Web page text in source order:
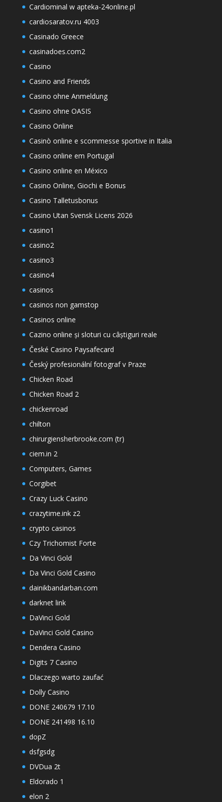
Cardiominal w apteka-24online.pl
cardiosaratov.ru 4003
Casinado Greece
casinadoes.com2
Casino
Casino and Friends
Casino ohne Anmeldung
Casino ohne OASIS
Casino Online
Casinò online e scommesse sportive in Italia
Casino online em Portugal
Casino online en México
Casino Online, Giochi e Bonus
Casino Talletusbonus
Casino Utan Svensk Licens 2026
casino1
casino2
casino3
casino4
casinos
casinos non gamstop
Casinos online
Cazino online și sloturi cu câștiguri reale
České Casino Paysafecard
Český profesionální fotograf v Praze
Chicken Road
Chicken Road 2
chickenroad
chilton
chirurgiensherbrooke.com (tr)
ciem.in 2
Computers, Games
Corgibet
Crazy Luck Casino
crazytime.ink z2
crypto casinos
Czy Trichomist Forte
Da Vinci Gold
Da Vinci Gold Casino
dainikbandarban.com
darknet link
DaVinci Gold
DaVinci Gold Casino
Dendera Casino
Digits 7 Casino
Dlaczego warto zaufać
Dolly Casino
DONE 240679 17.10
DONE 241498 16.10
dopZ
dsfgsdg
DVDua 2t
Eldorado 1
elon 2